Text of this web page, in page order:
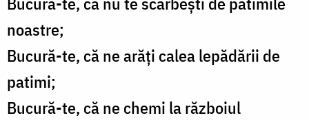
noastre;
Bucură-te, că ne arăţi calea lepădării de
patimi;
Bucură-te, că ne chemi la războiul